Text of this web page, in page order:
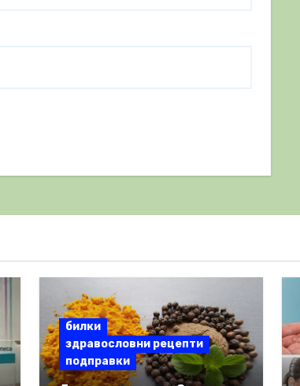
билки
здравословни рецепти
подправки